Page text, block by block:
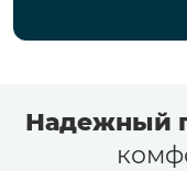
Надежный